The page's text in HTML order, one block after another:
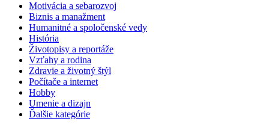
Motivácia a sebarozvoj
Biznis a manažment
Humanitné a spoločenské vedy
História
Životopisy a reportáže
Vzťahy a rodina
Zdravie a životný štýl
Počítače a internet
Hobby
Umenie a dizajn
Ďalšie kategórie